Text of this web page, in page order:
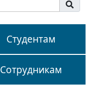
Студентам
Сотрудникам